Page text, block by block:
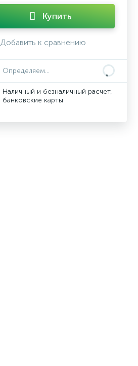
Купить
Добавить к сравнению
Определяем...
Наличный и безналичный расчет,
банковские карты